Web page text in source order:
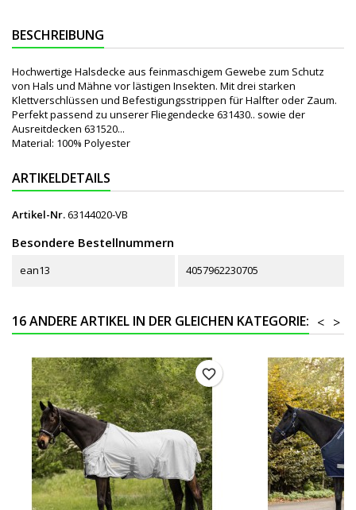
BESCHREIBUNG
Hochwertige Halsdecke aus feinmaschigem Gewebe zum Schutz
von Hals und Mähne vor lästigen Insekten. Mit drei starken
Klettverschlüssen und Befestigungsstrippen für Halfter oder Zaum.
Perfekt passend zu unserer Fliegendecke 631430.. sowie der
Ausreitdecken 631520...
Material: 100% Polyester
ARTIKELDETAILS
Artikel-Nr.63144020-VB
Besondere Bestellnummern
ean13 4057962230705
16 ANDERE ARTIKEL IN DER GLEICHEN KATEGORIE: >
<
favorite_border